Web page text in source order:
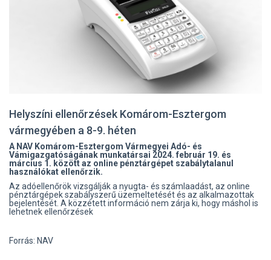
Helyszíni ellenőrzések Komárom-Esztergom
vármegyében a 8-9. héten
A NAV Komárom-Esztergom Vármegyei Adó- és
Vámigazgatóságának munkatársai 2024. február 19. és
március 1. között az online pénztárgépet szabálytalanul
használókat ellenőrzik.
Az adóellenőrök vizsgálják a nyugta- és számlaadást, az online
pénztárgépek szabályszerű üzemeltetését és az alkalmazottak
bejelentését. A közzétett információ nem zárja ki, hogy máshol is
lehetnek ellenőrzések
Forrás: NAV